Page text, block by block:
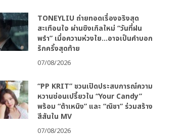
TONEYLIU ถ่ายทอดเรื่องจริงสุด
สะเทือนใจ ผ่านซิงเกิลใหม่ “วันที่ฝน
พรำ” เมื่อความห่วงใย…อาจเป็นคำบอก
รักครั้งสุดท้าย
07/08/2026
“PP KRIT” ชวนเปิดประสบการณ์ความ
หวานซ่อนเปรี้ยวใน “Your Candy”
พร้อม “ต้าเหนิง” และ “ณิชา” ร่วมสร้าง
สีสันใน MV
07/08/2026